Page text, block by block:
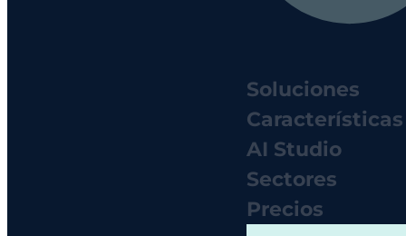
Soluciones
Características
AI Studio
Sectores
Precios